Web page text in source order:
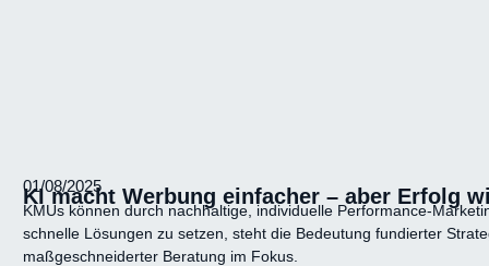
01/08/2025
KI macht Werbung einfacher – aber Erfolg
KMUs können durch nachhaltige, individuelle Performance-
schnelle Lösungen zu setzen, steht die Bedeutung fundierter
maßgeschneiderter Beratung im Fokus.